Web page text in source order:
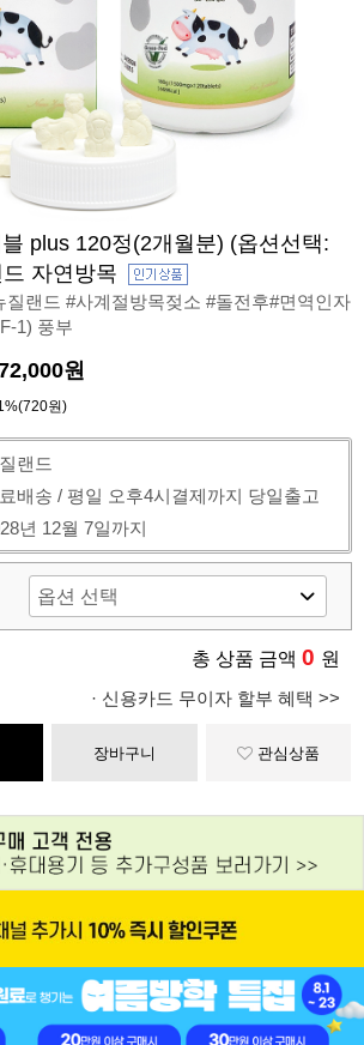
plus 120정(2개월분) (옵션선택:
자연방목
질랜드 #사계절방목젖소 #돌전후#면역인자
1) 풍부
원
원)
랜드
배송 / 평일 오후4시결제까지 당일출고
년 12월 7일까지
총 상품 금액 0 원
· 신용카드 무이자 할부 혜택 >>
장바구니 관심상품